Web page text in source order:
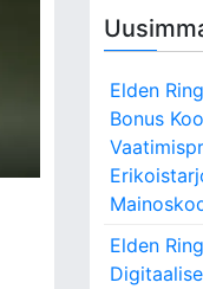
a
r
h
o
Elden
Bonus
Elden